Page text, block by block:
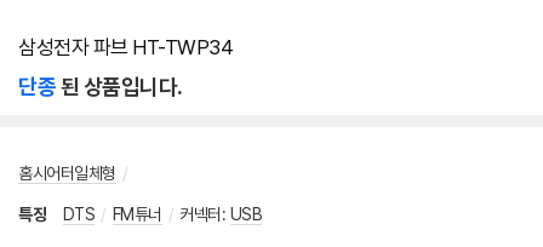
삼성전자 파브 HT-TWP34
단종된 상품입니다.
홈시어터일체형 /
특징 DTS / FM튜너 / 커넥터 : USB